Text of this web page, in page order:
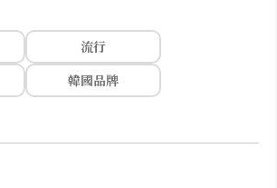
流行
韓國品牌